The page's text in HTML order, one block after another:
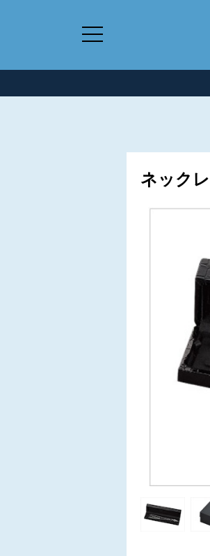
ネック